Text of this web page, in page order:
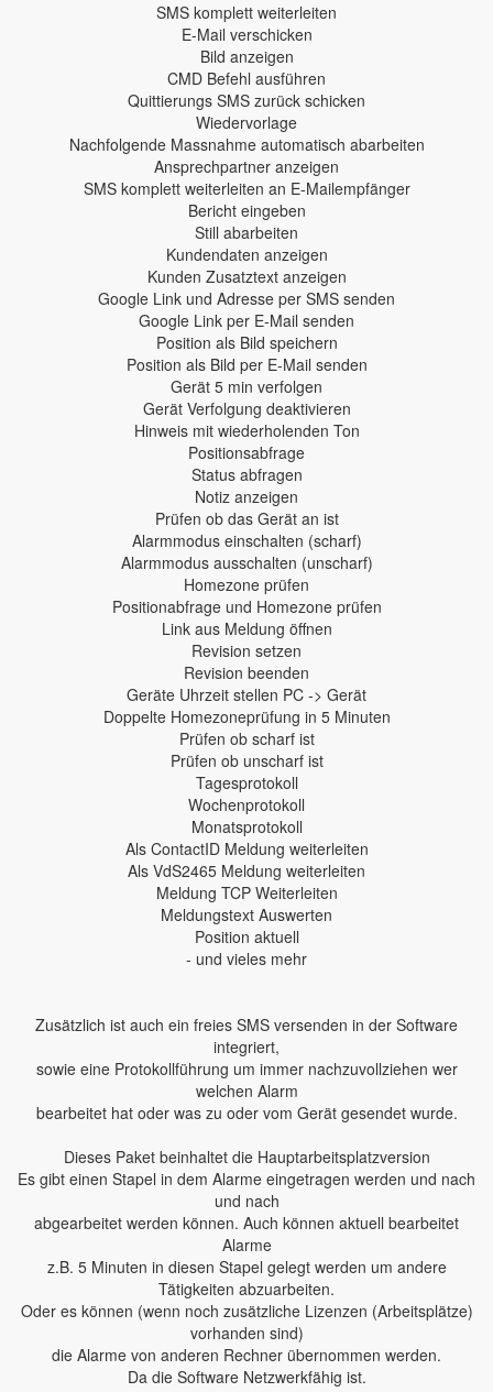
SMS komplett weiterleiten
E-Mail verschicken
Bild anzeigen
CMD Befehl ausführen
Quittierungs SMS zurück schicken
Wiedervorlage
Nachfolgende Massnahme automatisch abarbeiten
Ansprechpartner anzeigen
SMS komplett weiterleiten an E-Mailempfänger
Bericht eingeben
Still abarbeiten
Kundendaten anzeigen
Kunden Zusatztext anzeigen
Google Link und Adresse per SMS senden
Google Link per E-Mail senden
Position als Bild speichern
Position als Bild per E-Mail senden
Gerät 5 min verfolgen
Gerät Verfolgung deaktivieren
Hinweis mit wiederholenden Ton
Positionsabfrage
Status abfragen
Notiz anzeigen
Prüfen ob das Gerät an ist
Alarmmodus einschalten (scharf)
Alarmmodus ausschalten (unscharf)
Homezone prüfen
Positionabfrage und Homezone prüfen
Link aus Meldung öffnen
Revision setzen
Revision beenden
Geräte Uhrzeit stellen PC -> Gerät
Doppelte Homezoneprüfung in 5 Minuten
Prüfen ob scharf ist
Prüfen ob unscharf ist
Tagesprotokoll
Wochenprotokoll
Monatsprotokoll
Als ContactID Meldung weiterleiten
Als VdS2465 Meldung weiterleiten
Meldung TCP Weiterleiten
Meldungstext Auswerten
Position aktuell
- und vieles mehr
Zusätzlich ist auch ein freies SMS versenden in der Software
integriert,
sowie eine Protokollführung um immer nachzuvollziehen wer
welchen Alarm
bearbeitet hat oder was zu oder vom Gerät gesendet wurde.
Dieses Paket beinhaltet die Hauptarbeitsplatzversion
Es gibt einen Stapel in dem Alarme eingetragen werden und nach
und nach
abgearbeitet werden können. Auch können aktuell bearbeitet
Alarme
z.B. 5 Minuten in diesen Stapel gelegt werden um andere
Tätigkeiten abzuarbeiten.
Oder es können (wenn noch zusätzliche Lizenzen (Arbeitsplätze)
vorhanden sind)
die Alarme von anderen Rechner übernommen werden.
Da die Software Netzwerkfähig ist.